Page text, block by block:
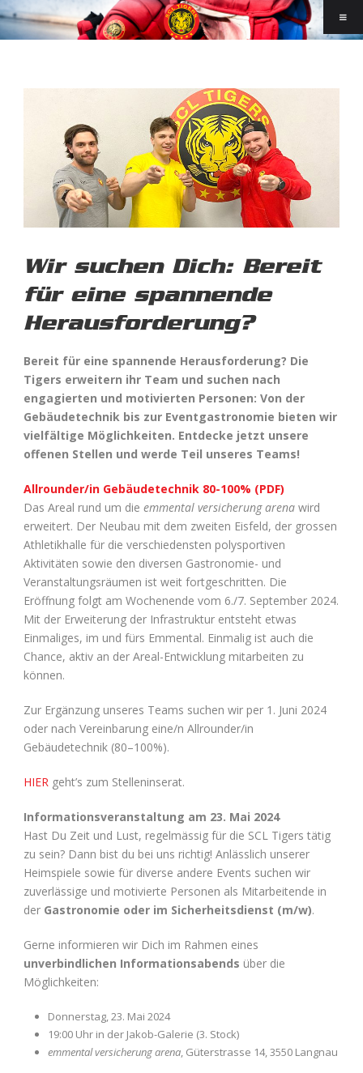
Wir suchen Dich: Bereit
für eine spannende
Herausforderung?
Bereit für eine spannende Herausforderung? Die
Tigers erweitern ihr Team und suchen nach
engagierten und motivierten Personen: Von der
Gebäudetechnik bis zur Eventgastronomie bieten wir
vielfältige Möglichkeiten. Entdecke jetzt unsere
offenen Stellen und werde Teil unseres Teams!
Allrounder/in Gebäudetechnik 80-100% (PDF)
Das Areal rund um die emmental versicherung arena wird
erweitert. Der Neubau mit dem zweiten Eisfeld, der grossen
Athletikhalle für die verschiedensten polysportiven
Aktivitäten sowie den diversen Gastronomie- und
Veranstaltungsräumen ist weit fortgeschritten. Die
Eröffnung folgt am Wochenende vom 6./7. September 2024.
Mit der Erweiterung der Infrastruktur entsteht etwas
Einmaliges, im und fürs Emmental. Einmalig ist auch die
Chance, aktiv an der Areal-Entwicklung mitarbeiten zu
können.
Zur Ergänzung unseres Teams suchen wir per 1. Juni 2024
oder nach Vereinbarung eine/n Allrounder/in
Gebäudetechnik (80–100%).
HIER geht’s zum Stelleninserat.
Informationsveranstaltung am 23. Mai 2024
Hast Du Zeit und Lust, regelmässig für die SCL Tigers tätig
zu sein? Dann bist du bei uns richtig! Anlässlich unserer
Heimspiele sowie für diverse andere Events suchen wir
zuverlässige und motivierte Personen als Mitarbeitende in
der Gastronomie oder im Sicherheitsdienst (m/w).
Gerne informieren wir Dich im Rahmen eines
unverbindlichen Informationsabends über die
Möglichkeiten:
Donnerstag, 23. Mai 2024
19:00 Uhr in der Jakob-Galerie (3. Stock)
emmental versicherung arena, Güterstrasse 14, 3550 Langnau